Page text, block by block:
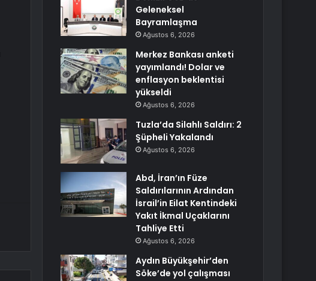
Geleneksel
Bayramlaşma
Ağustos 6, 2026
Merkez Bankası anketi
yayımlandı! Dolar ve
enflasyon beklentisi
yükseldi
Ağustos 6, 2026
Tuzla’da Silahlı Saldırı: 2
Şüpheli Yakalandı
Ağustos 6, 2026
Abd, İran’ın Füze
Saldırılarının Ardından
İsrail’in Eilat Kentindeki
Yakıt İkmal Uçaklarını
Tahliye Etti
Ağustos 6, 2026
Aydın Büyükşehir’den
Söke’de yol çalışması